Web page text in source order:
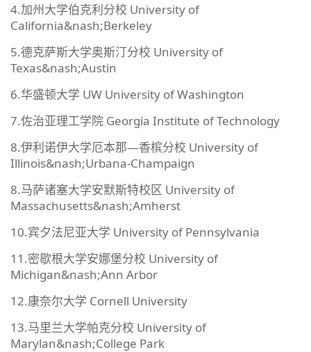
4.加州大学伯克利分校 University of
California&nash;Berkeley
5.德克萨斯大学奥斯汀分校 University of
Texas&nash;Austin
6.华盛顿大学 UW University of Washington
7.佐治亚理工学院 Georgia Institute of Technology
8.伊利诺伊大学厄本那—香槟分校 University of
Illinois&nash;Urbana-Champaign
8.马萨诸塞大学安默斯特校区 University of
Massachusetts&nash;Amherst
10.宾夕法尼亚大学 University of Pennsylvania
11.密歇根大学安娜堡分校 University of
Michigan&nash;Ann Arbor
12.康奈尔大学 Cornell University
13.马里兰大学帕克分校 University of
Marylan&nash;College Park